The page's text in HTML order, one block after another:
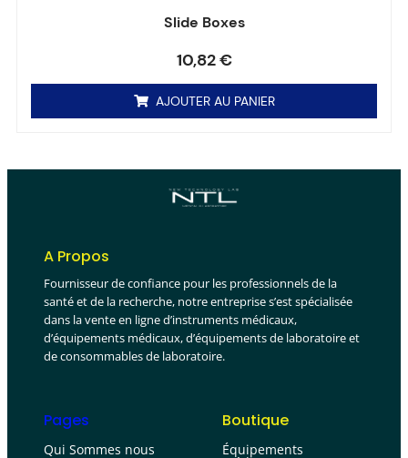
Slide Boxes
10,82€
AJOUTER AU PANIER
A Propos
Fournisseur de confiance pour les professionnels de la
santé et de la recherche, notre entreprise s’est spécialisée
dans la vente en ligne d’instruments médicaux,
d’équipements médicaux, d’équipements de laboratoire et
de consommables de laboratoire.
Pages
Qui Sommes nous
Boutique
Équipements